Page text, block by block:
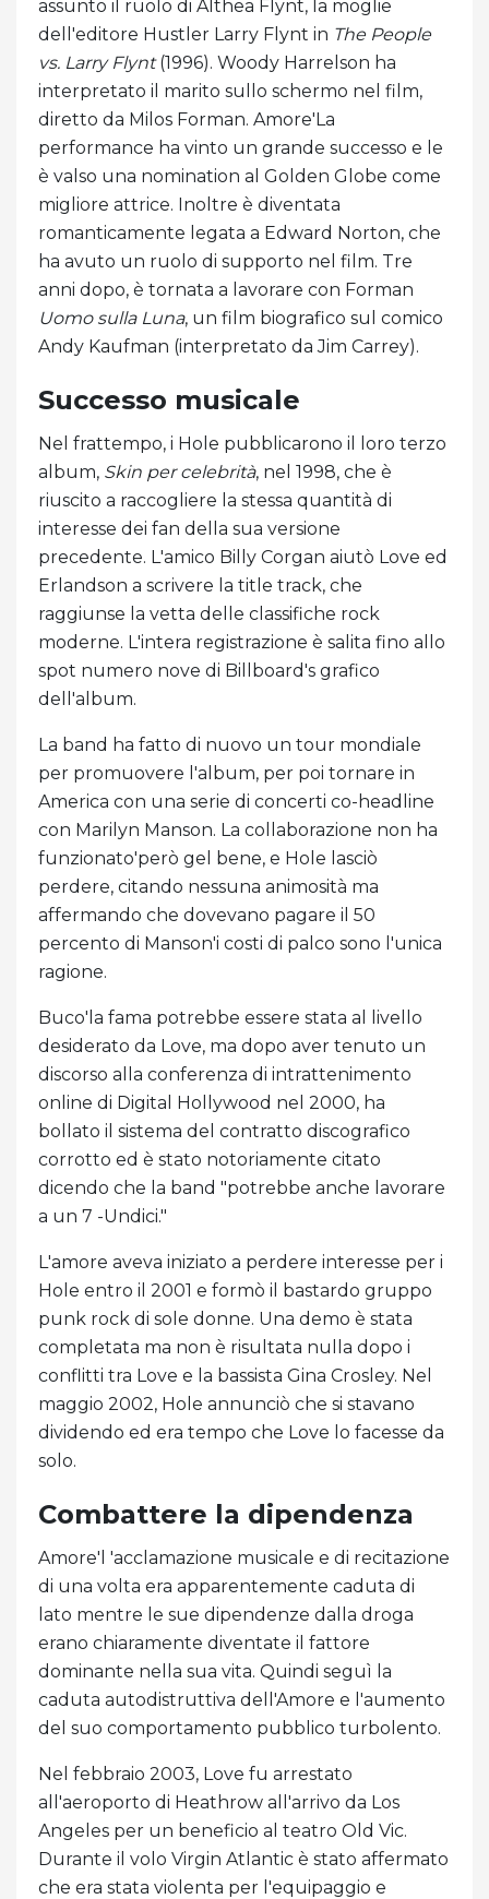
assunto il ruolo di Althea Flynt, la moglie
dell'editore Hustler Larry Flynt in The People
vs. Larry Flynt(1996). Woody Harrelson ha
interpretato il marito sullo schermo nel film,
diretto da Milos Forman. Amore'La
performance ha vinto un grande successo e le
è valso una nomination al Golden Globe come
migliore attrice. Inoltre è diventata
romanticamente legata a Edward Norton, che
ha avuto un ruolo di supporto nel film. Tre
anni dopo, è tornata a lavorare con Forman
Uomo sulla Luna, un film biografico sul comico
Andy Kaufman (interpretato da Jim Carrey).
Successo musicale
Nel frattempo, i Hole pubblicarono il loro terzo
album, Skin per celebrità, nel 1998, che è
riuscito a raccogliere la stessa quantità di
interesse dei fan della sua versione
precedente. L'amico Billy Corgan aiutò Love ed
Erlandson a scrivere la title track, che
raggiunse la vetta delle classifiche rock
moderne. L'intera registrazione è salita fino allo
spot numero nove di Billboard's grafico
dell'album.
La band ha fatto di nuovo un tour mondiale
per promuovere l'album, per poi tornare in
America con una serie di concerti co-headline
con Marilyn Manson. La collaborazione non ha
funzionato'però gel bene, e Hole lasciò
perdere, citando nessuna animosità ma
affermando che dovevano pagare il 50
percento di Manson'i costi di palco sono l'unica
ragione.
Buco'la fama potrebbe essere stata al livello
desiderato da Love, ma dopo aver tenuto un
discorso alla conferenza di intrattenimento
online di Digital Hollywood nel 2000, ha
bollato il sistema del contratto discografico
corrotto ed è stato notoriamente citato
dicendo che la band "potrebbe anche lavorare
a un 7 -Undici."
L'amore aveva iniziato a perdere interesse per i
Hole entro il 2001 e formò il bastardo gruppo
punk rock di sole donne. Una demo è stata
completata ma non è risultata nulla dopo i
conflitti tra Love e la bassista Gina Crosley. Nel
maggio 2002, Hole annunciò che si stavano
dividendo ed era tempo che Love lo facesse da
solo.
Combattere la dipendenza
Amore'l 'acclamazione musicale e di recitazione
di una volta era apparentemente caduta di
lato mentre le sue dipendenze dalla droga
erano chiaramente diventate il fattore
dominante nella sua vita. Quindi seguì la
caduta autodistruttiva dell'Amore e l'aumento
del suo comportamento pubblico turbolento.
Nel febbraio 2003, Love fu arrestato
all'aeroporto di Heathrow all'arrivo da Los
Angeles per un beneficio al teatro Old Vic.
Durante il volo Virgin Atlantic è stato affermato
che era stata violenta per l'equipaggio e